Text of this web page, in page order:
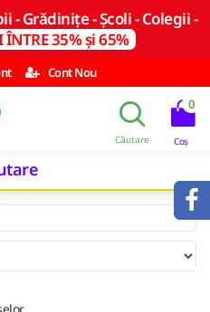
- Grădinițe - Școli - Colegii -
ÎNTRE 35% și 65%
Cont Nou
0